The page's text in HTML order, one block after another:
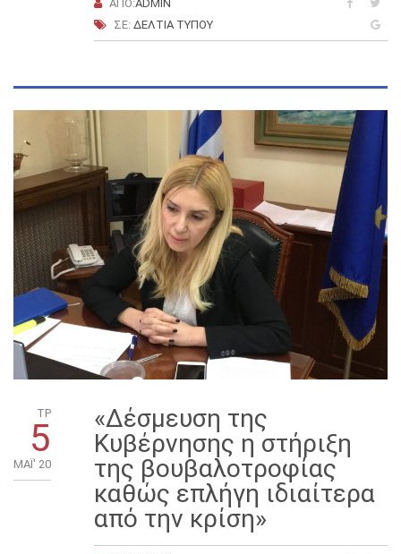
ΑΠΌ:ADMIN
ΣΕ: ΔΕΛΤΊΑ ΤΎΠΟΥ
ΤΡ
5
ΜΑΪ́' 20
«Δέσμευση της
Κυβέρνησης η στήριξη
της βουβαλοτροφίας
καθώς επλήγη ιδιαίτερα
από την κρίση»